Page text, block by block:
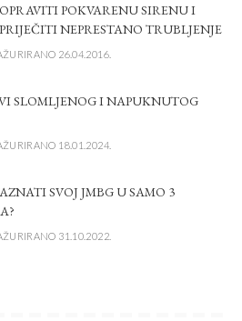
POKVARENU SIRENU I
NEPRESTANO TRUBLJENJE
26.04.2016.
SLOMLJENOG I NAPUKNUTOG
18.01.2024.
SVOJ JMBG U SAMO 3
31.10.2022.